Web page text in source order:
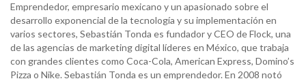
Emprendedor, empresario mexicano y un apasionado sobre el
desarrollo exponencial de la tecnología y su implementación en
varios sectores, Sebastián Tonda es fundador y CEO de Flock, una
de las agencias de marketing digital líderes en México, que trabaja
con grandes clientes como Coca-Cola, American Express, Domino’s
Pizza o Nike. Sebastián Tonda es un emprendedor. En 2008 notó